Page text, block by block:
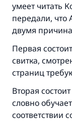
умеет читать
передали, что
двумя
Первая
свитка,
страниц
Вторая
словно
соответствии